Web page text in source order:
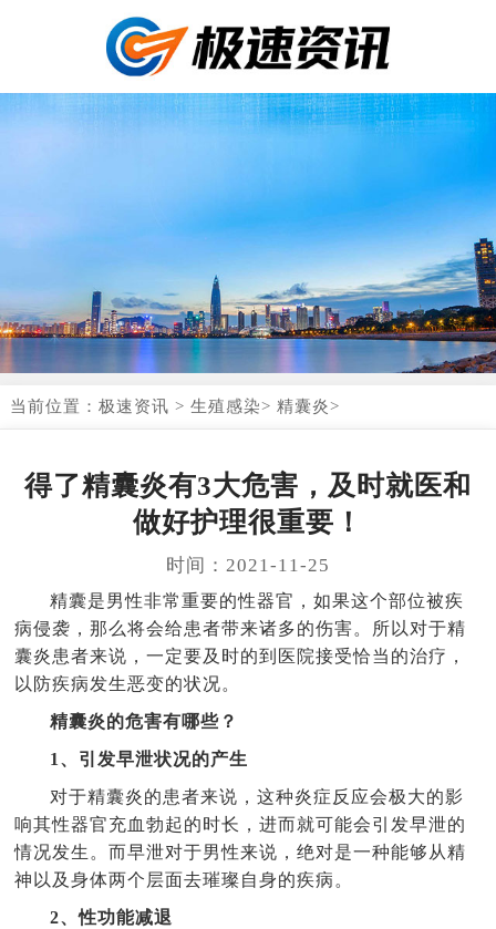
当前位置： 极速资讯 > 生殖感染> 精囊炎>
得了精囊炎有3大危害，及时就医和
做好护理很重要！
时间：2021-11-25
精囊是男性非常重要的性器官，如果这个部位被疾
病侵袭，那么将会给患者带来诸多的伤害。所以对于精
囊炎患者来说，一定要及时的到医院接受恰当的治疗，
以防疾病发生恶变的状况。
精囊炎的危害有哪些？
1、引发早泄状况的产生
对于精囊炎的患者来说，这种炎症反应会极大的影
响其性器官充血勃起的时长，进而就可能会引发早泄的
情况发生。而早泄对于男性来说，绝对是一种能够从精
神以及身体两个层面去璀璨自身的疾病。
2、性功能减退